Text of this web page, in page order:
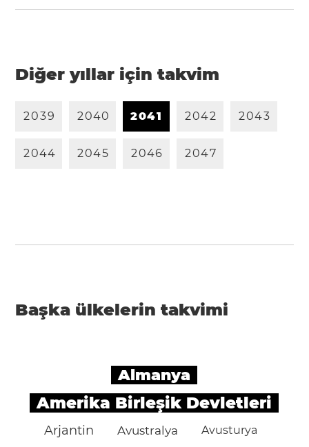
Diğer yıllar için takvim
2039 2040 2041 2042 2043
2044 2045 2046 2047
Başka ülkelerin takvimi
Almanya
Amerika Birleşik Devletleri
Arjantin Avustralya Avusturya